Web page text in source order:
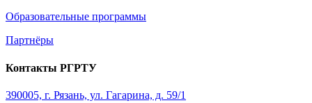
Образовательные программы
Партнёры
Контакты РГРТУ
390005, г. Рязань, ул. Гагарина, д. 59/1